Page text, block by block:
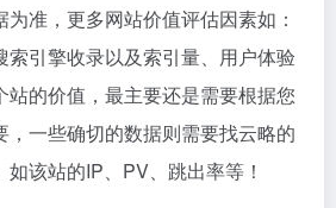
准，更多网站价值评估因素如：
索引擎收录以及索引量、用户体验
站的价值，最主要还是需要根据您
，一些确切的数据则需要找云略的
该站的IP、PV、跳出率等！